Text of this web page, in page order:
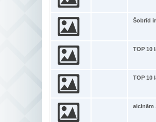
Šobrīd
TOP 10
TOP 10
aicinām